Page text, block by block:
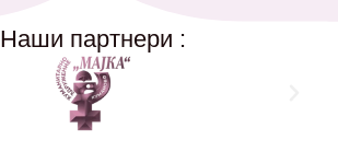
Наши партнери :